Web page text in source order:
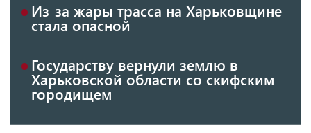
Из-за жары трасса на Харьковщине
стала опасной
Государству вернули землю в
Харьковской области со скифским
городищем